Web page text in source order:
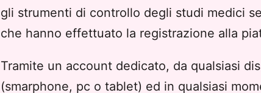
gli strumenti di controllo degli studi medici
che hanno effettuato la registrazione alla
Tramite un account dedicato, da qualsiasi
(smarphone, pc o tablet) ed in qualsiasi